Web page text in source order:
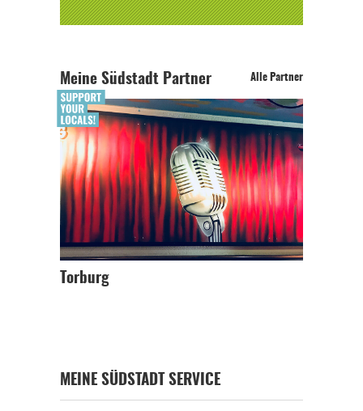
Meine Südstadt Partner Alle Partner
Torburg
MEINE SÜDSTADT SERVICE